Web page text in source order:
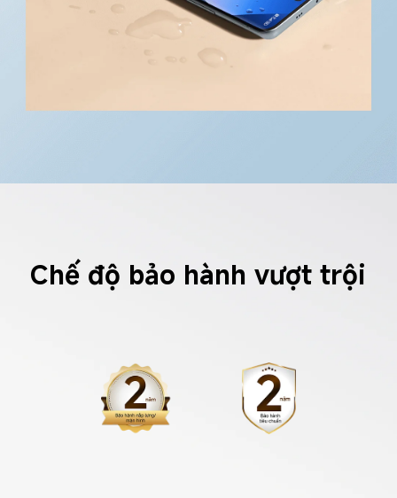
Chế độ bảo hành vượt trội